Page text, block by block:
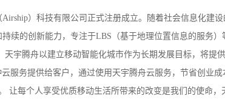
Airship）科技有限公司正式注册成立。随着社会信息化建
续的创新能力，专注于LBS（基于地理位置信息的服务
天宇腾舟以建立移动智能化城市作为长期发展目标，将提
服务提供给客户，通过使用天宇腾舟云服务，节省创业
让每个人享受优质移动生活所带来的改变是我们的使命，